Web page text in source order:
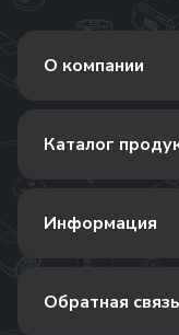
О компании
Каталог
Информация
Обратная связь